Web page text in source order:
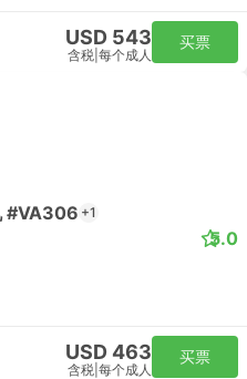
USD 543
含税 每个成人
买票
#VA306 +1
5.0
USD 463
含税 每个成人
买票